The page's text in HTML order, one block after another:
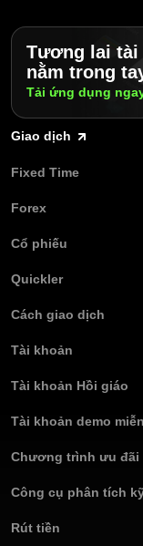
Tương lai tài
nằm trong
Tải ứng dụng
Giao dịch
Fixed Time
Forex
Cổ phiếu
Quickler
Cách giao dịch
Tài khoản
Tài khoản Hồi giáo
Tài khoản demo
Chương trình ưu đãi
Công cụ phân tích
Rút tiền